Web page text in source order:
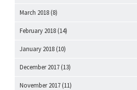
March 2018 (8)
February 2018 (14)
January 2018 (10)
December 2017 (13)
November 2017 (11)